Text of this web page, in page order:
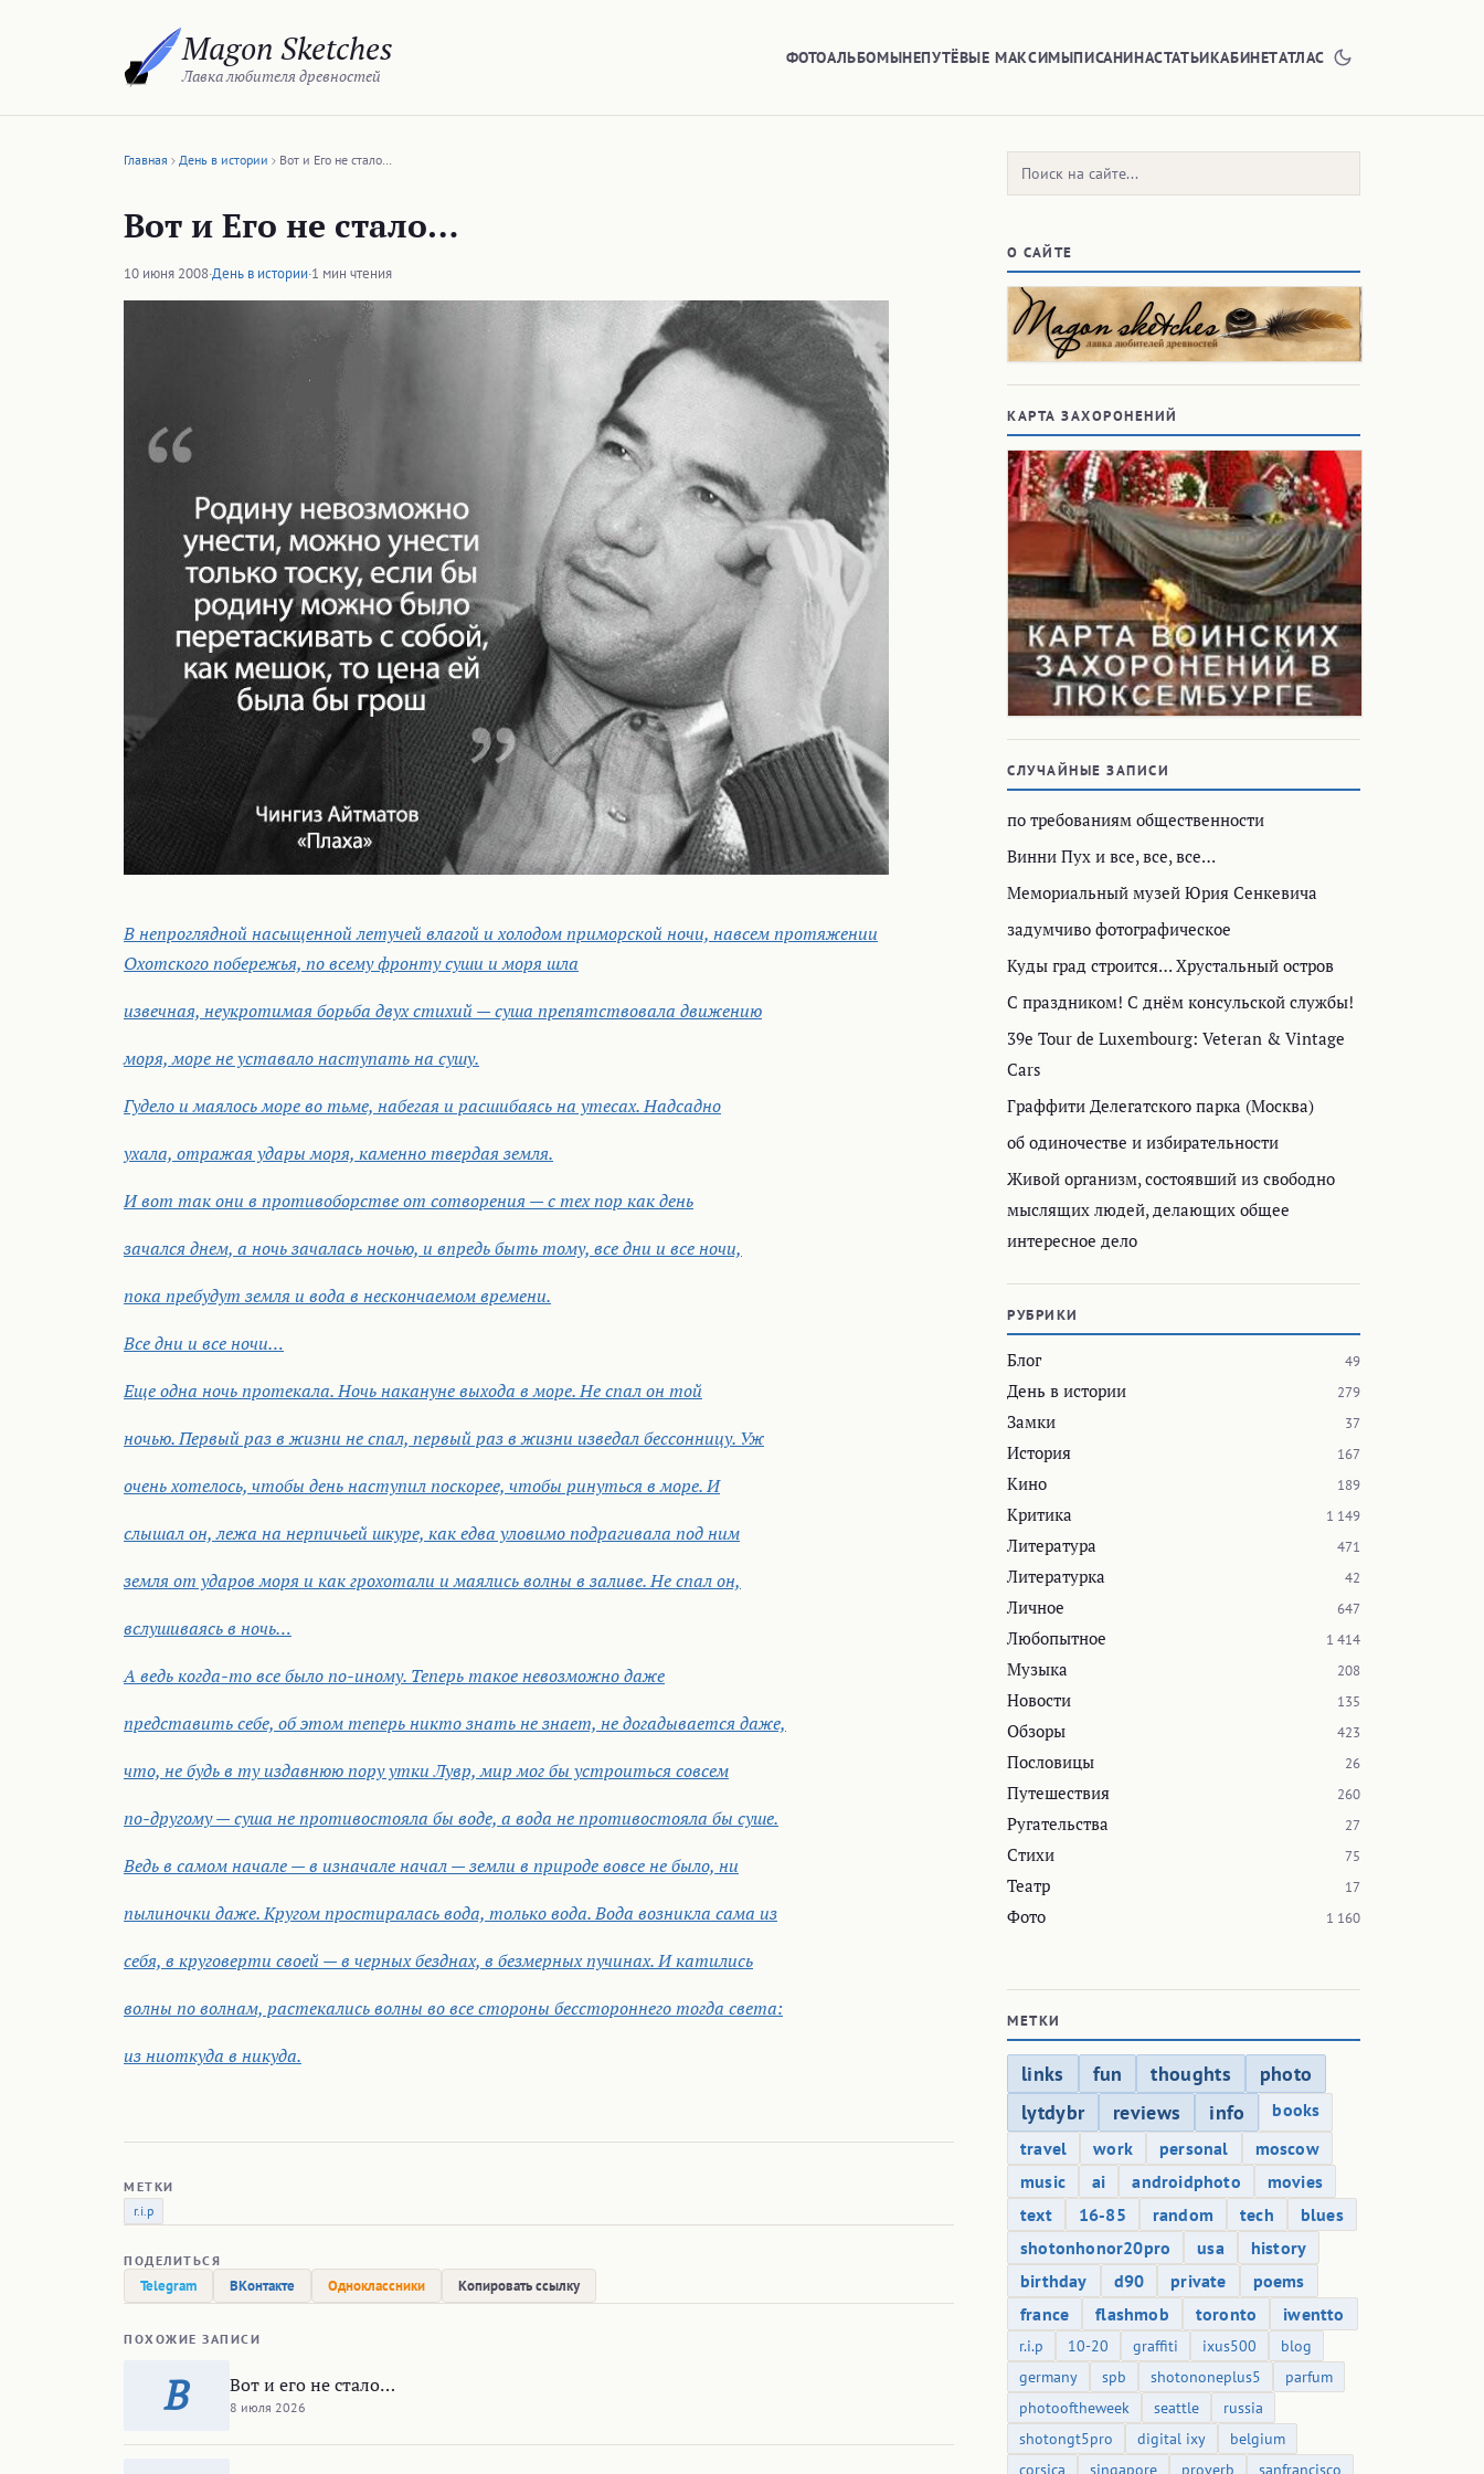
Magon Sketches
Лавка любителя древностей
ФОТОАЛЬБОМЫНЕПУТЁВЫЕ МАКСИМЫПИСАНИНАСТАТЬИКАБИНЕТАТЛАС
Главная День в истории Вот и Eго не стало…
Вот и Eго не стало…
10 июня 2008·День в истории·1 мин чтения
В непроглядной насыщенной летучей влагой и холодом приморской ночи, навсем протяжении
Охотского побережья, по всему фронту суши и моря шла
извечная, неукротимая борьба двух стихий — суша препятствовала движению
моря, море не уставало наступать на сушу.
Гудело и маялось море во тьме, набегая и расшибаясь на утесах. Надсадно
ухала, отражая удары моря, каменно твердая земля.
И вот так они в противоборстве от сотворения — с тех пор как день
зачался днем, а ночь зачалась ночью, и впредь быть тому, все дни и все ночи,
пока пребудут земля и вода в нескончаемом времени.
Все дни и все ночи…
Еще одна ночь протекала. Ночь накануне выхода в море. Не спал он той
ночью. Первый раз в жизни не спал, первый раз в жизни изведал бессонницу. Уж
очень хотелось, чтобы день наступил поскорее, чтобы ринуться в море. И
слышал он, лежа на нерпичьей шкуре, как едва уловимо подрагивала под ним
земля от ударов моря и как грохотали и маялись волны в заливе. Не спал он,
вслушиваясь в ночь…
А ведь когда-то все было по-иному. Теперь такое невозможно даже
представить себе, об этом теперь никто знать не знает, не догадывается даже,
что, не будь в ту издавнюю пору утки Лувр, мир мог бы устроиться совсем
по-другому — суша не противостояла бы воде, а вода не противостояла бы суше.
Ведь в самом начале — в изначале начал — земли в природе вовсе не было, ни
пылиночки даже. Кругом простиралась вода, только вода. Вода возникла сама из
себя, в круговерти своей — в черных безднах, в безмерных пучинах. И катились
волны по волнам, растекались волны во все стороны бесстороннего тогда света:
из ниоткуда в никуда.
МЕТКИ
r.i.p
ПОДЕЛИТЬСЯ
Telegram ВКонтакте Одноклассники Копировать ссылку
ПОХОЖИЕ ЗАПИСИ
В Вот и его не стало…
8 июля 2026
Поиск:
О САЙТЕ
КАРТА ЗАХОРОНЕНИЙ
СЛУЧАЙНЫЕ ЗАПИСИ
по требованиям общественности
Винни Пух и все, все, все…
Мемориальный музей Юрия Сенкевича
задумчиво фотографическое
Куды град строится… Хрустальный остров
С праздником! С днём консульской службы!
39e Tour de Luxembourg: Veteran & Vintage
Cars
Граффити Делегатского парка (Москва)
об одиночестве и избирательности
Живой организм, состоявший из свободно
мыслящих людей, делающих общее
интересное дело
РУБРИКИ
Блог 49
День в истории 279
Замки 37
История 167
Кино 189
Критика 1 149
Литература 471
Литературка 42
Личное 647
Любопытное 1 414
Музыка 208
Новости 135
Обзоры 423
Пословицы 26
Путешествия 260
Ругательства 27
Стихи 75
Театр 17
Фото 1 160
МЕТКИ
links fun thoughts
photo
lytdybr
reviews info
books
travel
work personal
moscow
music
ai androidphoto
movies
text
16-85 random tech
blues
shotonhonor20pro
usa
history
birthday
d90 private
poems
france
flashmob toronto iwentto
r.i.p 10-20 graffiti ixus500
blog
germany
spb shotononeplus5
parfum
photooftheweek
seattle
russia
shotongt5pro
digital ixy
belgium
corsica
singapore proverb sanfrancisco